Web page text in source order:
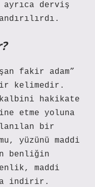
ayrıca derviş
fakir adam”
kelimedir.
kalbini hakikate
etme yoluna
bir
yüzünü maddi
benliğin
maddi
indirir.